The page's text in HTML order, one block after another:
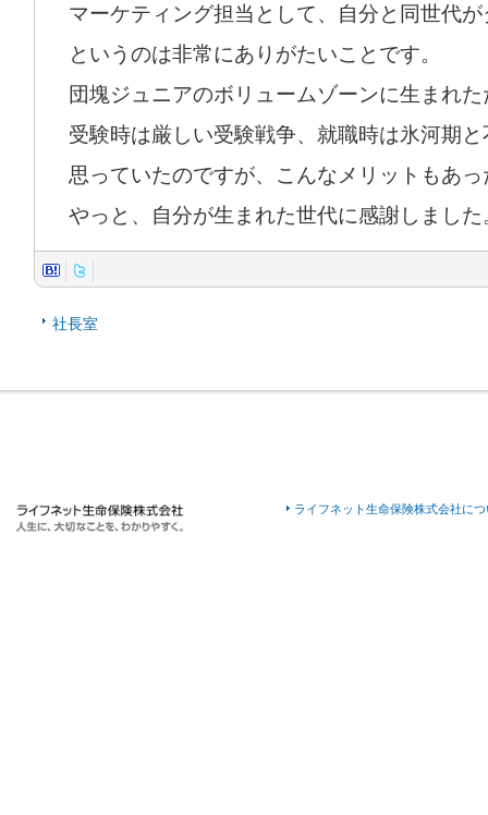
マーケティング担当として、自分と同世代
というのは非常にありがたいことです。
団塊ジュニアのボリュームゾーンに生まれ
受験時は厳しい受験戦争、就職時は氷河期
思っていたのですが、こんなメリットもあ
やっと、自分が生まれた世代に感謝しました
社長室
ライフネット生命保険株式会社に